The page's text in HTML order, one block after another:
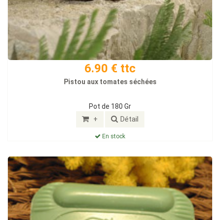
6.90 € ttc
Pistou aux tomates séchées
Pot de 180 Gr
+ Détail
En stock